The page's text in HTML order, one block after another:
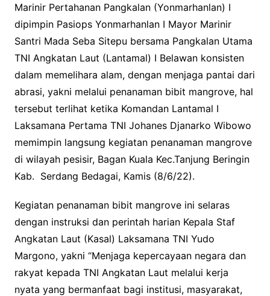
e
b
o
o
k
t
t
e
r
t
s
A
p
p
Marinir Pertahanan Pangkalan (Yonmarhanlan) I
dipimpin Pasiops Yonmarhanlan I Mayor Marinir
Santri Mada Seba Sitepu bersama Pangkalan Utama
TNI Angkatan Laut (Lantamal) I Belawan konsisten
dalam memelihara alam, dengan menjaga pantai dari
abrasi, yakni melalui penanaman bibit mangrove, hal
tersebut terlihat ketika Komandan Lantamal I
Laksamana Pertama TNI Johanes Djanarko Wibowo
memimpin langsung kegiatan penanaman mangrove
di wilayah pesisir, Bagan Kuala Kec.Tanjung Beringin
Kab. Serdang Bedagai, Kamis (8/6/22).
Kegiatan penanaman bibit mangrove ini selaras
dengan instruksi dan perintah harian Kepala Staf
Angkatan Laut (Kasal) Laksamana TNI Yudo
Margono, yakni “Menjaga kepercayaan negara dan
rakyat kepada TNI Angkatan Laut melalui kerja
nyata yang bermanfaat bagi institusi, masyarakat,